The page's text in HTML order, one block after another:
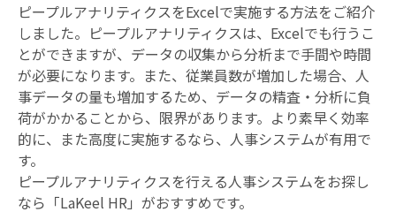
ピープルアナリティクスをExcelで実施する方法をご紹介
しました。ピープルアナリティクスは、Excelでも行うこ
とができますが、データの収集から分析まで手間や時間
が必要になります。また、従業員数が増加した場合、人
事データの量も増加するため、データの精査・分析に負
荷がかかることから、限界があります。より素早く効率
的に、また高度に実施するなら、人事システムが有用で
す。
ピープルアナリティクスを行える人事システムをお探し
なら「LaKeel HR」がおすすめです。